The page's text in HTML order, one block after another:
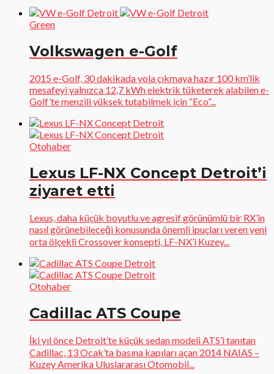
Green
Volkswagen e-Golf
2015 e-Golf, 30 dakikada yola çıkmaya hazır 100 km’lik
mesafeyi yalnızca 12,7 kWh elektrik tüketerek alabilen e-
Golf’te menzili yüksek tutabilmek için “Eco”...
Otohaber
Lexus LF-NX Concept Detroit’i
ziyaret etti
Lexus, daha küçük boyutlu ve agresif görünümlü bir RX’in
nasıl görünebileceği konusunda önemli ipuçları veren yeni
orta ölçekli Crossover konsepti, LF-NX’i Kuzey...
Otohaber
Cadillac ATS Coupe
İki yıl önce Detroit’te küçük sedan modeli ATS’i tanıtan
Cadillac, 13 Ocak’ta basına kapıları açan 2014 NAIAS –
Kuzey Amerika Uluslararası Otomobil...